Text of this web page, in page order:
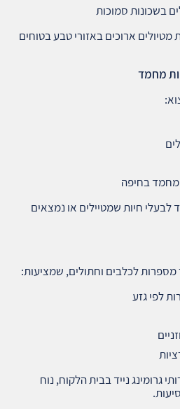
בשכונות סמוכות
מטיולים ארוכים באזורי טבע בטוחים
מחמד
מחמד בחיפה
לבעלי חיות שמטיילים או נמצאים
לכלבים וחתולים, שמציעות:
לפי גזע
גרומינג נייד בבית הלקוח, נוח